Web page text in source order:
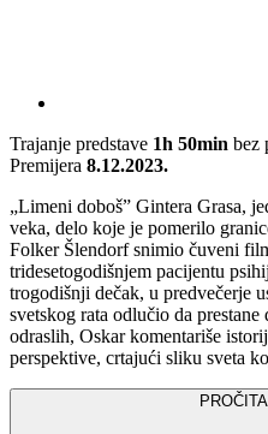
Trajanje predstave 1h 50min bez
Premijera 8.12.2023.
„Limeni doboš” Gintera Grasa,
veka, delo koje je pomerilo
Folker Šlendorf snimio čuveni
tridesetogodišnjem pacijentu
trogodišnji dečak, u predvečerje
svetskog rata odlučio da
odraslih, Oskar komentariše
perspektive, crtajući sliku sveta